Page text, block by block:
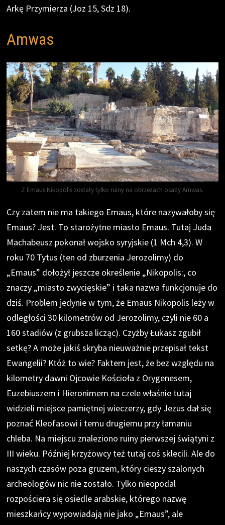
Arkę Przymierza (Joz 15, Sdz 18).
Amwas
Z Emaus Nikopolis zostały tylko ruiny na obrzeżach osady Amwas.
Czy zatem nie ma takiego Emaus, które nazywałoby się
Emaus? Jest. To starożytne miasto Emaus. Tutaj Juda
Machabeusz pokonał wojsko syryjskie (1 Mch 4,3). W
roku 70 Tytus (ten od zburzenia Jerozolimy) do
„Emaus” dołożył jeszcze określenie „Nikopolis:, co
znaczy „miasto zwycięskie” i taka nazwa funkcjonuje do
dziś. Problem jedynie w tym, że Emaus Nikopolis leży w
odległości 30 kilometrów od Jerozolimy, czyli nie 60 a
160 stadiów (z grubsza licząc). Czyżby Łukasz zgubił
setkę? A może jakiś skryba nieuważnie przepisał tekst
Ewangelii? Któż to wie? Faktem jest, że bez względu na
kilometry dawni Ojcowie Kościoła z Orygenesem,
Euzebiuszem i Hieronimem na czele właśnie tutaj
widzieli miejsce pamiętnej wieczerzy, gdy Jezus dał się
poznać Kleofasowi i temu drugiemu przy łamaniu
chleba. Na miejscu znaleziono ruiny pierwszej świątyni z
III wieku. Później krzyżowcy też tutaj coś sklecili. Ale do
naszych czasów poza gruzem, który cieszy szalonych
archeologów nic nie zostało. Tylko nieopodal
rozpościera się osiedle arabskie, którego nazwę
mieszkańcy wypowiadają nie jako „Emaus”, ale